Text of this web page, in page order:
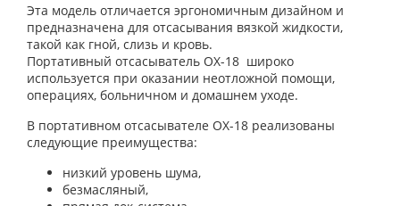
Эта модель отличается эргономичным дизайном и
предназначена для отсасывания вязкой жидкости,
такой как гной, слизь и кровь.
Портативный отсасыватель ОХ-18 широко
используется при оказании неотложной помощи,
операциях, больничном и домашнем уходе.
В портативном отсасывателе ОХ-18 реализованы
следующие преимущества:
низкий уровень шума,
безмасляный,